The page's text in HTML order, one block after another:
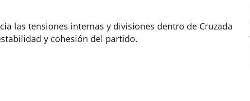
las tensiones internas y divisiones dentro de Cruzada
y cohesión del partido.